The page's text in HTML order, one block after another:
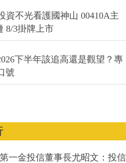
資不光看護國神山 00410A主
8/3掛牌上市
下半年該追高還是觀望？專
號
一金投信董事長尤昭文：投信